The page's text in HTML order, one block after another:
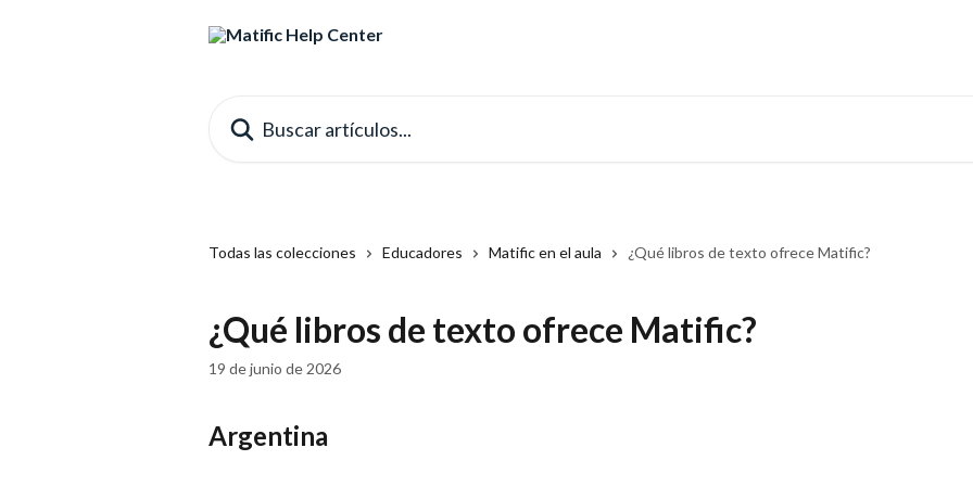
Todas las colecciones Educadores Matific en el aula ¿Qué libros de texto ofrece Matific?
¿Qué libros de texto ofrece Matific?
19 de junio de 2026
Argentina